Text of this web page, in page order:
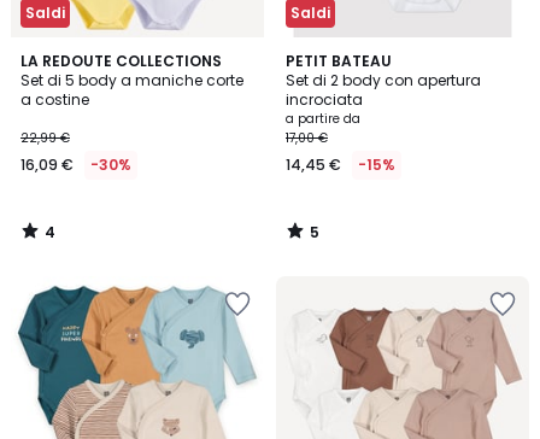
Saldi
LA REDOUTE COLLECTIONS
Set di 5 body a maniche corte
a costine
22,99 €
16,09 € -30%
4
/
5
4
/
Saldi
PETIT BATEAU
Set di 2 body con apertura
incrociata
a partire da
17,00 €
14,45 € -15%
5
/
5
5
/